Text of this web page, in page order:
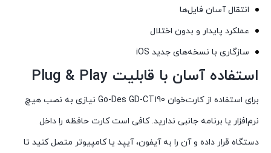
انتقال آسان فایل‌ها
عملکرد پایدار و بدون اختلال
سازگاری با نسخه‌های جدید iOS
استفاده آسان با قابلیت Plug & Play
برای استفاده از کارت‌خوان Go-Des GD-CT190 نیازی به نصب هیچ
نرم‌افزار یا برنامه جانبی ندارید. کافی است کارت حافظه را داخل
دستگاه قرار داده و آن را به آیفون، آیپد یا کامپیوتر متصل کنید تا